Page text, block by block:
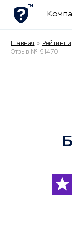
Главная » Рейтинги
Отзыв № 91470